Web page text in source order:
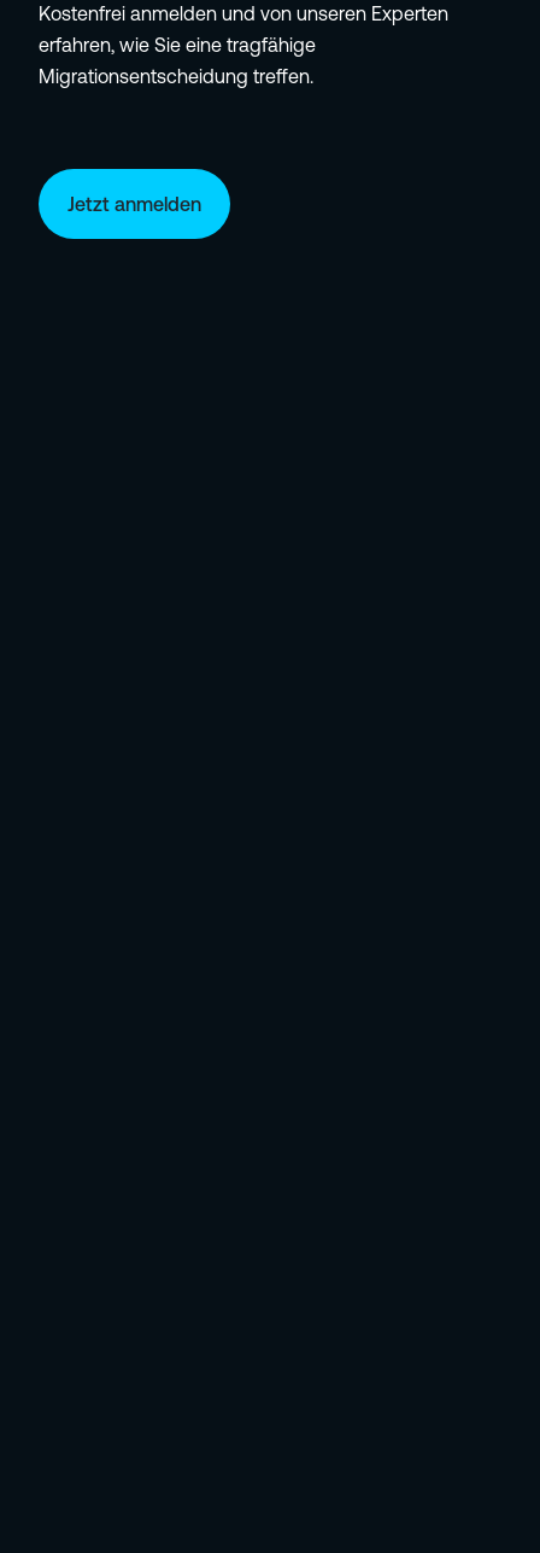
Kostenfrei anmelden und von unseren Experten
erfahren, wie Sie eine tragfähige
Migrationsentscheidung treffen.
Jetzt anmelden